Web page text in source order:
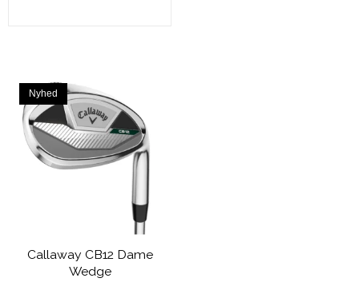
Nyhed
Callaway CB12 Dame
Wedge